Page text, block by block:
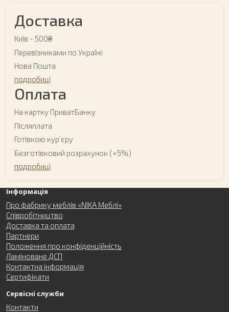
Доставка
Київ - 500₴
Перевізниками по Україні:
Нова Пошта
подробиці
Оплата
На картку ПриватБанку
Післяплата
Готівкою курʼєру
Безготівковий розрахунок (+5%)
подробиці
Інформація
Про фабрику меблів «NIKA Меблі»
Співробітництво
Доставка та оплата
Партнери
Положення про конфіденційність
Ламіноване ДСП
Контактна інформація
Сертифікати
Сервісні служби
Контакти